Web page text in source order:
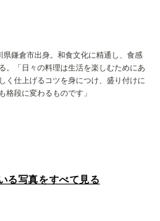
鎌倉市出身。和食文化に精通し、食感
。「日々の料理は生活を楽しむためにあ
く仕上げるコツを身につけ、盛り付けに
格段に変わるものです」
る写真をすべて見る